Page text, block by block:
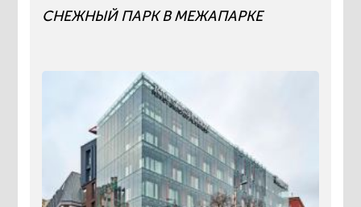
СНЕЖНЫЙ ПАРК В МЕЖАПАРКЕ